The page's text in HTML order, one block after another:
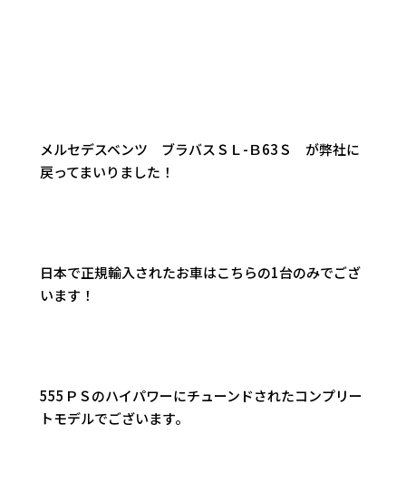
メルセデスベンツ ブラバスＳＬ-Ｂ63Ｓ が弊社に
戻ってまいりました！
日本で正規輸入されたお車はこちらの1台のみでござ
います！
555ＰＳのハイパワーにチューンドされたコンプリー
トモデルでございます。